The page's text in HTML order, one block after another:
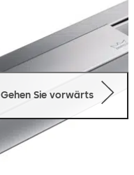
Gehen Sie vorwärts